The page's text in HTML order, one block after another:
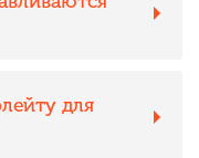
для